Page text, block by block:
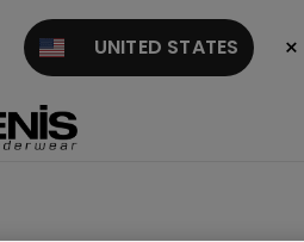
UNITED STATES ×